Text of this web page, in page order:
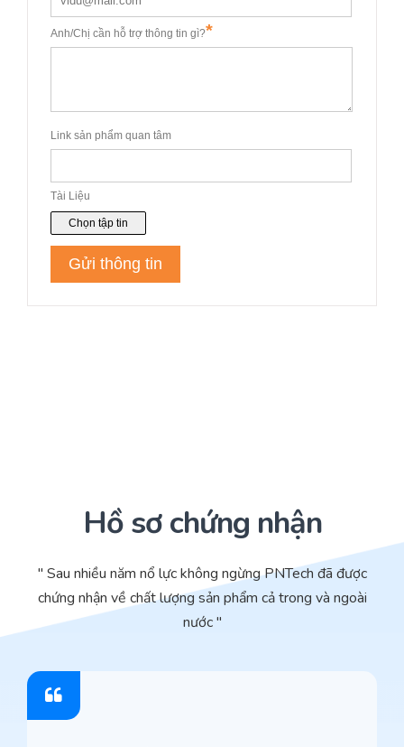
Hồ sơ chứng nhận
" Sau nhiều năm nổ lực không ngừng PNTech đã được
chứng nhận về chất lượng sản phẩm cả trong và ngoài
nước "